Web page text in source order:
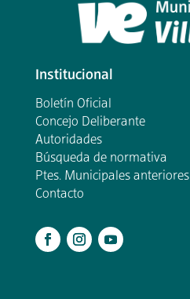
Institucional
Boletín Oficial
Concejo Deliberante
Autoridades
Búsqueda de normativa
Ptes. Municipales anteriores
Contacto